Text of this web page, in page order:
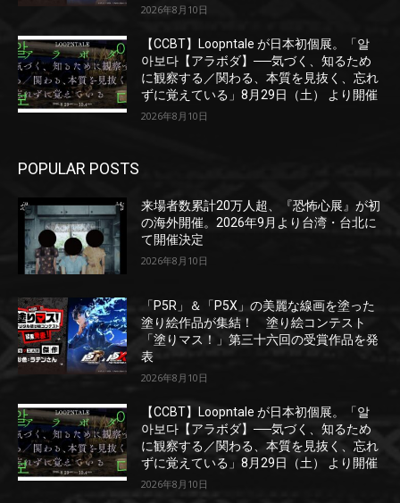
2026年8月10日
【CCBT】Loopntale が日本初個展。「알
아보다【アラボダ】──気づく、知るため
に観察する／関わる、本質を見抜く、忘れ
ずに覚えている」8月29日（土） より開催
2026年8月10日
POPULAR POSTS
来場者数累計20万人超、『恐怖心展』が初
の海外開催。2026年9月より台湾・台北に
て開催決定
2026年8月10日
「P5R」＆「P5X」の美麗な線画を塗った
塗り絵作品が集結！ 塗り絵コンテスト
「塗りマス！」第三十六回の受賞作品を発
表
2026年8月10日
【CCBT】Loopntale が日本初個展。「알
아보다【アラボダ】──気づく、知るため
に観察する／関わる、本質を見抜く、忘れ
ずに覚えている」8月29日（土） より開催
2026年8月10日